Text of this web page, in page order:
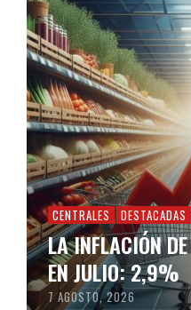
CENTRALES DESTACADAS
LA INFLACIÓN
EN JULIO: 2,9%
7 AGOSTO, 2026